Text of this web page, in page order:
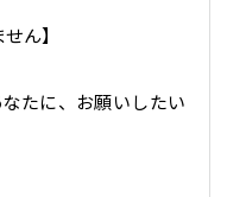
ん】
たに、お願いしたい